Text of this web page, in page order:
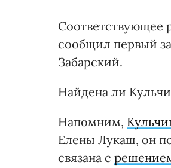
Соответствующее
сообщил первый
Забарский.
Найдена ли
Напомним,
Елены Лукаш, он
связана с